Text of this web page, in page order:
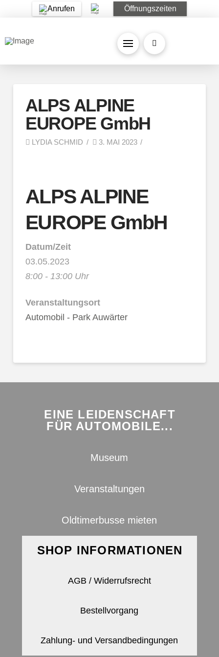
Anrufen Öffnungszeiten
ALPS ALPINE
EUROPE GmbH
LYDIA SCHMID 3. MAI 2023
ALPS ALPINE
EUROPE GmbH
Datum/Zeit
03.05.2023
8:00 - 13:00 Uhr
Veranstaltungsort
Automobil - Park Auwärter
EINE LEIDENSCHAFT
FÜR AUTOMOBILE...
Museum
Veranstaltungen
Oldtimerbusse mieten
SHOP INFORMATIONEN
AGB / Widerrufsrecht
Bestellvorgang
Zahlung- und Versandbedingungen